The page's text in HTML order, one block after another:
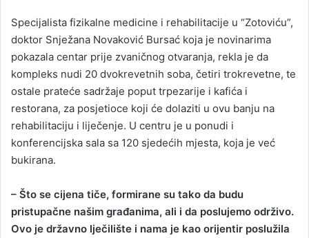
Specijalista fizikalne medicine i rehabilitacije u “Zotoviću”,
doktor Snježana Novaković Bursać koja je novinarima
pokazala centar prije zvaničnog otvaranja, rekla je da
kompleks nudi 20 dvokrevetnih soba, četiri trokrevetne, te
ostale prateće sadržaje poput trpezarije i kafića i
restorana, za posjetioce koji će dolaziti u ovu banju na
rehabilitaciju i liječenje. U centru je u ponudi i
konferencijska sala sa 120 sjedećih mjesta, koja je već
bukirana.
– Što se cijena tiče, formirane su tako da budu
pristupačne našim građanima, ali i da poslujemo održivo.
Ovo je državno lječilište i nama je kao orijentir poslužila